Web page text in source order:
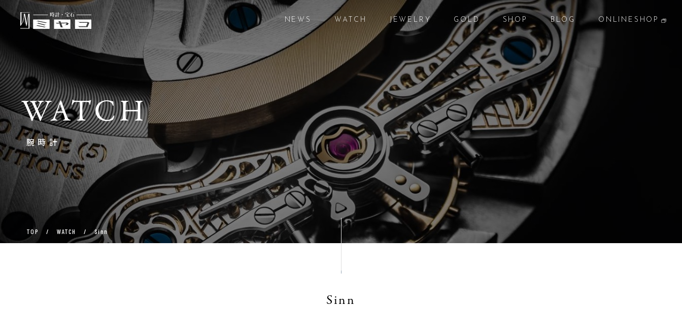
WATCH
腕時計
TOP / WATCH / Sinn
NEWS
ニュース
WATCH
腕時計
JEWELRY
ジュエリー
GOLD
貴金属
SHOP
店 舗
BLOG
ブログ
ONLINESHOP
オンラインショップ
Sinn